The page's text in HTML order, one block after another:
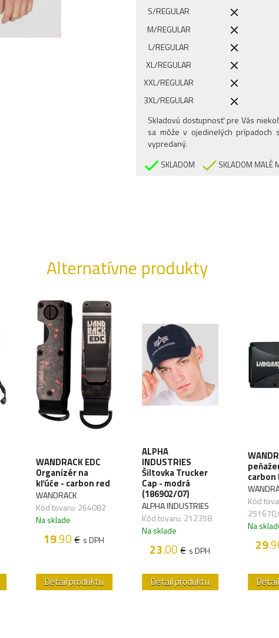
S/REGULAR
M/REGULAR
L/REGULAR
XL/REGULAR
XXL/REGULAR
3XL/REGULAR
Skladovú dostupnosť pre Vás
sa môže v ojedinelých
vypredaný.
SKLADOM SKLADOM MALÉ
Alternatívne produkty
WANDRACK EDC
Organizér na
kľúče - carbon red
WANDRACK
Kód tovaru: 264082
Na sklade
19.90€ s DPH
Detail produktu
ALPHA
INDUSTRIES
Šiltovka Trucker
Cap - modrá
(186902/07)
ALPHA INDUSTRIES
Kód tovaru: 212358
Na sklade
23.00€ s DPH
Detail produktu
carbon
Kód
Na
29